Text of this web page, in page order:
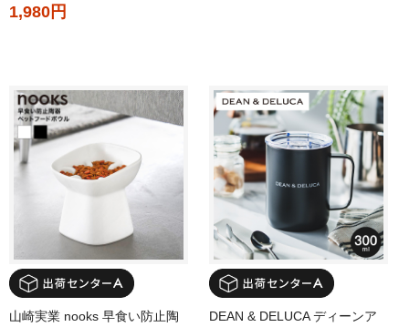
1,980円
山崎実業 nooks 早食い防止陶
DEAN & DELUCA ディーンア